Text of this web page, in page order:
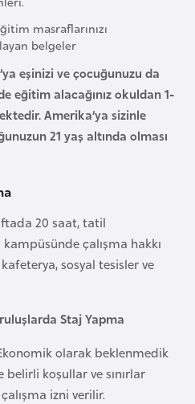
masraflarınızı
belgeler
eşinizi ve çocuğunuzu da
eğitim alacağınız okuldan 1-
Amerika’ya sizinle
21 yaş altında olması
20 saat, tatil
çalışma hakkı
sosyal tesisler ve
Staj Yapma
olarak beklenmedik
koşullar ve sınırlar
izni verilir.